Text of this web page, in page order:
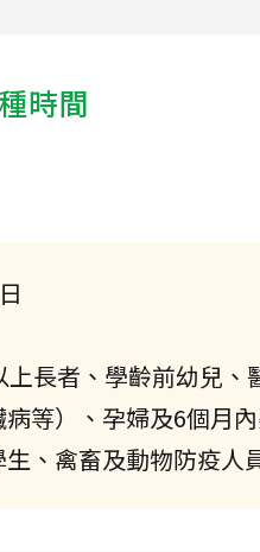
時間
上長者、學齡前幼兒
病等）、孕婦及6個月
、禽畜及動物防疫人